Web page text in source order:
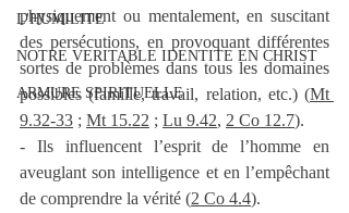
L'HUMILITE
NOTRE VERITABLE IDENTITE EN CHRIST
ARMURE SPIRITUELLE
physiquement ou mentalement, en suscitant
des persécutions, en provoquant différentes
sortes de problèmes dans tous les domaines
possibles (famille, travail, relation, etc.) (Mt
9.32-33 ; Mt 15.22 ; Lu 9.42, 2 Co 12.7).
- Ils influencent l’esprit de l’homme en
aveuglant son intelligence et en l’empêchant
de comprendre la vérité (2 Co 4.4).